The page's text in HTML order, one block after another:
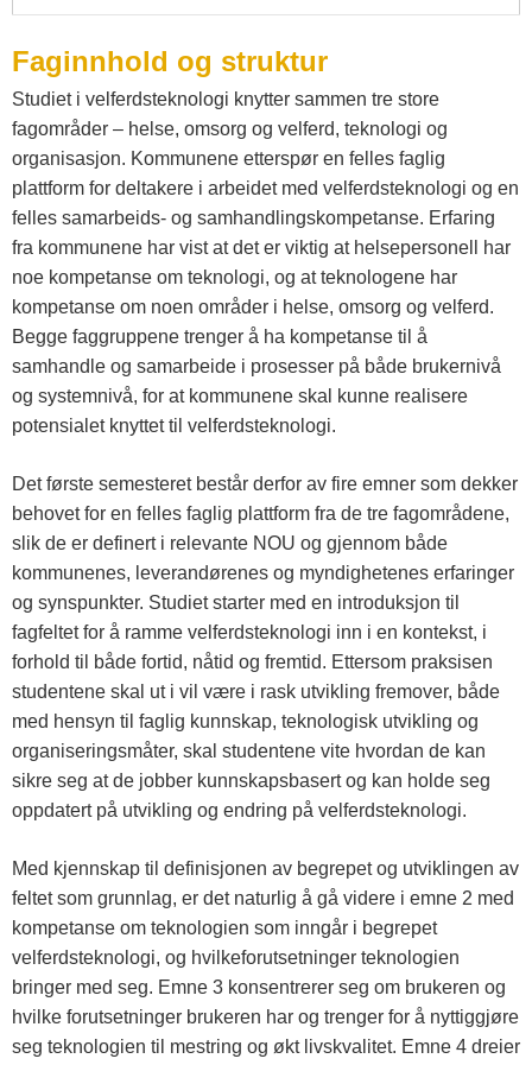
Faginnhold og struktur
Studiet i velferdsteknologi knytter sammen tre store
fagområder – helse, omsorg og velferd, teknologi og
organisasjon. Kommunene etterspør en felles faglig
plattform for deltakere i arbeidet med velferdsteknologi og en
felles samarbeids- og samhandlingskompetanse. Erfaring
fra kommunene har vist at det er viktig at helsepersonell har
noe kompetanse om teknologi, og at teknologene har
kompetanse om noen områder i helse, omsorg og velferd.
Begge faggruppene trenger å ha kompetanse til å
samhandle og samarbeide i prosesser på både brukernivå
og systemnivå, for at kommunene skal kunne realisere
potensialet knyttet til velferdsteknologi.
Det første semesteret består derfor av fire emner som dekker
behovet for en felles faglig plattform fra de tre fagområdene,
slik de er definert i relevante NOU og gjennom både
kommunenes, leverandørenes og myndighetenes erfaringer
og synspunkter. Studiet starter med en introduksjon til
fagfeltet for å ramme velferdsteknologi inn i en kontekst, i
forhold til både fortid, nåtid og fremtid. Ettersom praksisen
studentene skal ut i vil være i rask utvikling fremover, både
med hensyn til faglig kunnskap, teknologisk utvikling og
organiseringsmåter, skal studentene vite hvordan de kan
sikre seg at de jobber kunnskapsbasert og kan holde seg
oppdatert på utvikling og endring på velferdsteknologi.
Med kjennskap til definisjonen av begrepet og utviklingen av
feltet som grunnlag, er det naturlig å gå videre i emne 2 med
kompetanse om teknologien som inngår i begrepet
velferdsteknologi, og hvilkeforutsetninger teknologien
bringer med seg. Emne 3 konsentrerer seg om brukeren og
hvilke forutsetninger brukeren har og trenger for å nyttiggjøre
seg teknologien til mestring og økt livskvalitet. Emne 4 dreier